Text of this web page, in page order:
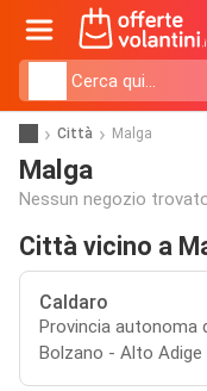
Città Malga
Malga
Nessun negozio
Città vicino a
Caldaro
Provincia autonoma
Bolzano - Alto Adige